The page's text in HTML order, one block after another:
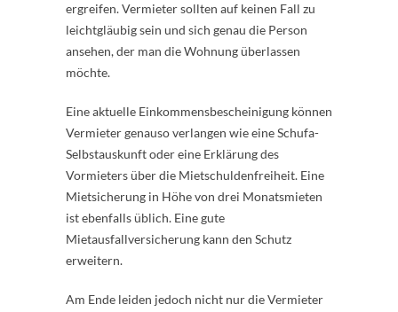
ergreifen. Vermieter sollten auf keinen Fall zu
leichtgläubig sein und sich genau die Person
ansehen, der man die Wohnung überlassen
möchte.
Eine aktuelle Einkommensbescheinigung können
Vermieter genauso verlangen wie eine Schufa-
Selbstauskunft oder eine Erklärung des
Vormieters über die Mietschuldenfreiheit. Eine
Mietsicherung in Höhe von drei Monatsmieten
ist ebenfalls üblich. Eine gute
Mietausfallversicherung kann den Schutz
erweitern.
Am Ende leiden jedoch nicht nur die Vermieter